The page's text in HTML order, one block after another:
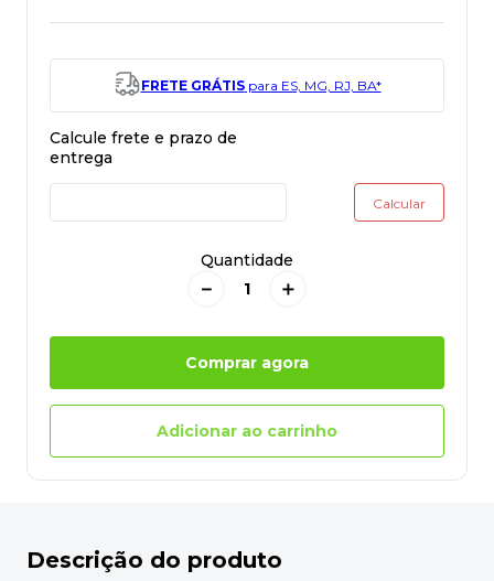
FRETE GRÁTISpara ES, MG, RJ, BA*
Quantidade
＋
－
Comprar agora
Adicionar ao carrinho
Descrição do produto